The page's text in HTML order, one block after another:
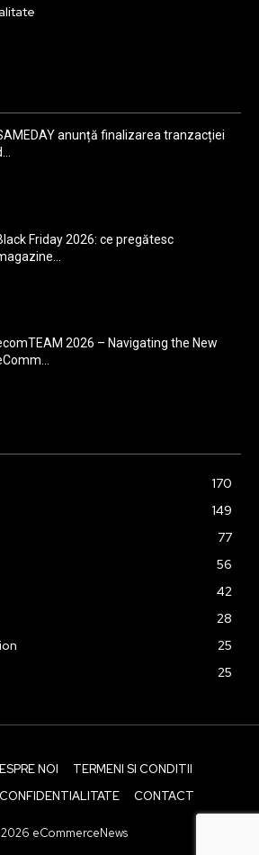
anunță finalizarea tranzacției
Friday 2026: ce pregătesc
2026 – Navigating the New
170
149
77
56
42
28
25
25
NOI
TERMENI SI CONDITII
CONTACT
eCommerceNews